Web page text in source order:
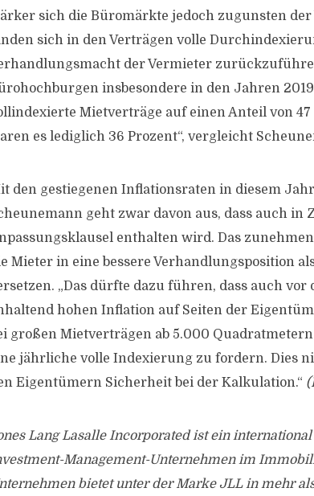
sich die Büromärkte jedoch zugunsten
sich in den Verträgen volle
der Vermieter
insbesondere in den Jahren
Mietverträge auf einen Anteil von
es lediglich 36 Prozent“, vergleicht
den gestiegenen Inflationsraten in diesem
geht zwar davon aus, dass auch
enthalten wird. Das
Mieter in eine bessere Verhandlungsposition
„Das dürfte dazu führen, dass auch
hohen Inflation auf Seiten der
großen Mietverträgen ab 5.000
jährliche volle Indexierung zu fordern. Dies
Eigentümern Sicherheit bei der Kalkulation.“
Lang Lasalle Incorporated ist ein
Management-Unternehmen im
bietet unter der Marke JLL in mehr